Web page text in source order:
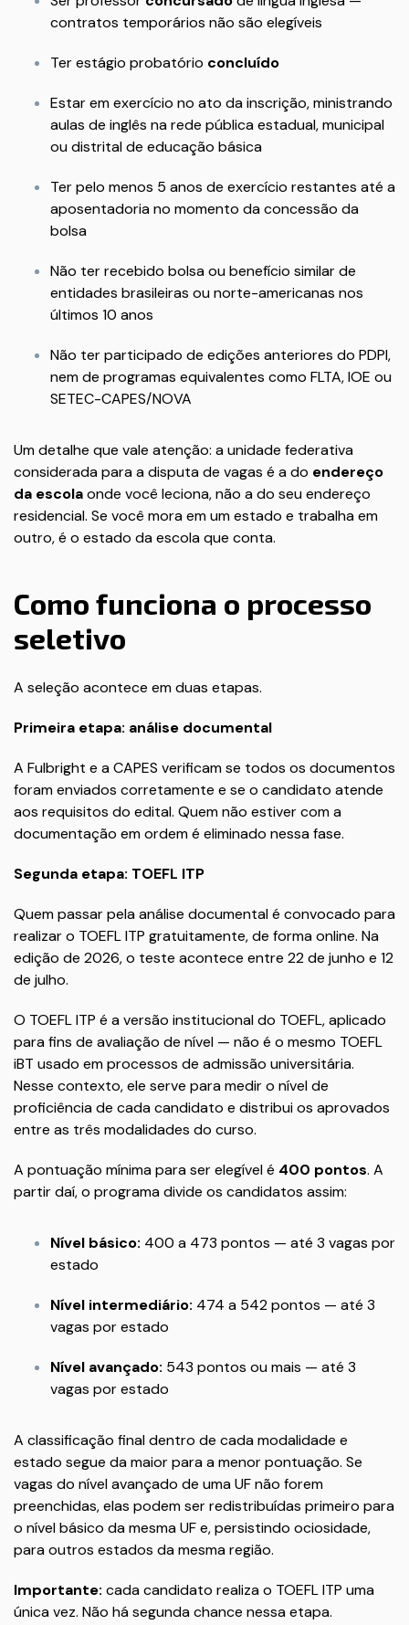
contratos temporários não são elegíveis
Ter estágio probatório concluído
Estar em exercício no ato da inscrição, ministrando
aulas de inglês na rede pública estadual, municipal
ou distrital de educação básica
Ter pelo menos 5 anos de exercício restantes até a
aposentadoria no momento da concessão da
bolsa
Não ter recebido bolsa ou benefício similar de
entidades brasileiras ou norte-americanas nos
últimos 10 anos
Não ter participado de edições anteriores do PDPI,
nem de programas equivalentes como FLTA, IOE ou
SETEC-CAPES/NOVA
Um detalhe que vale atenção: a unidade federativa
considerada para a disputa de vagas é a do endereço
da escolaonde você leciona, não a do seu endereço
residencial. Se você mora em um estado e trabalha em
outro, é o estado da escola que conta.
Como funciona o processo
seletivo
A seleção acontece em duas etapas.
Primeira etapa: análise documental
A Fulbright e a CAPES verificam se todos os documentos
foram enviados corretamente e se o candidato atende
aos requisitos do edital. Quem não estiver com a
documentação em ordem é eliminado nessa fase.
Segunda etapa: TOEFL ITP
Quem passar pela análise documental é convocado para
realizar o TOEFL ITP gratuitamente, de forma online. Na
edição de 2026, o teste acontece entre 22 de junho e 12
de julho.
O TOEFL ITP é a versão institucional do TOEFL, aplicado
para fins de avaliação de nível — não é o mesmo TOEFL
iBT usado em processos de admissão universitária.
Nesse contexto, ele serve para medir o nível de
proficiência de cada candidato e distribui os aprovados
entre as três modalidades do curso.
A pontuação mínima para ser elegível é 400 pontos. A
partir daí, o programa divide os candidatos assim:
Nível básico: 400 a 473 pontos — até 3 vagas por
estado
Nível intermediário: 474 a 542 pontos — até 3
vagas por estado
Nível avançado: 543 pontos ou mais — até 3
vagas por estado
A classificação final dentro de cada modalidade e
estado segue da maior para a menor pontuação. Se
vagas do nível avançado de uma UF não forem
preenchidas, elas podem ser redistribuídas primeiro para
o nível básico da mesma UF e, persistindo ociosidade,
para outros estados da mesma região.
Importante: cada candidato realiza o TOEFL ITP uma
única vez. Não há segunda chance nessa etapa.